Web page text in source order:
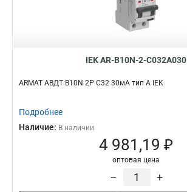
IEK AR-B10N-2-C032A030
ARMAT АВДТ B10N 2P C32 30мА тип A IEK
Подробнее
Наличие: В наличии
4 981,19 ₽
оптовая цена
– +